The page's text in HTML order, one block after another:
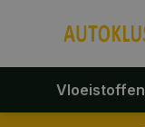
Vloeistoffen